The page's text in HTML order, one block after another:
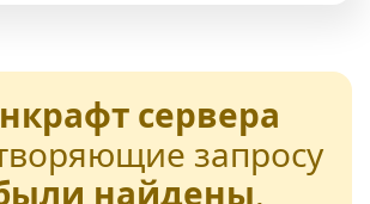
сервера
запросу
найдены,